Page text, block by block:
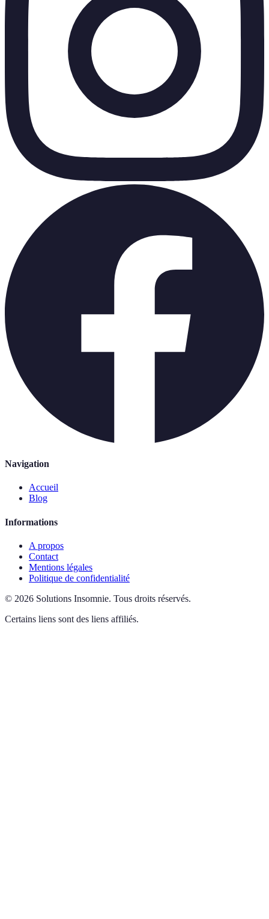
Navigation
Accueil
Blog
Informations
A propos
Contact
Mentions légales
Politique de confidentialité
© 2026 Solutions Insomnie. Tous droits réservés.
Certains liens sont des liens affiliés.